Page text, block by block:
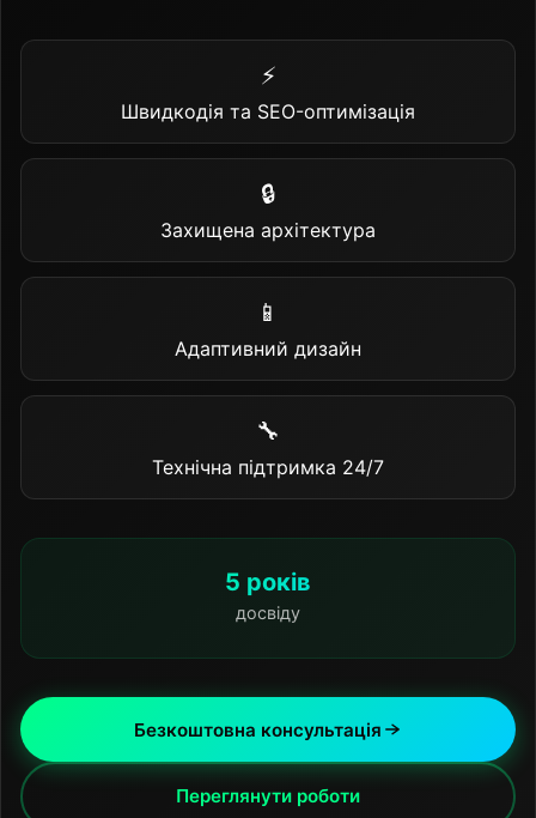
⚡
Швидкодія та SEO-оптимізація
🔒
Захищена архітектура
📱
Адаптивний дизайн
🔧
Технічна підтримка 24/7
5 років
досвіду
Безкоштовна консультація
Переглянути роботи